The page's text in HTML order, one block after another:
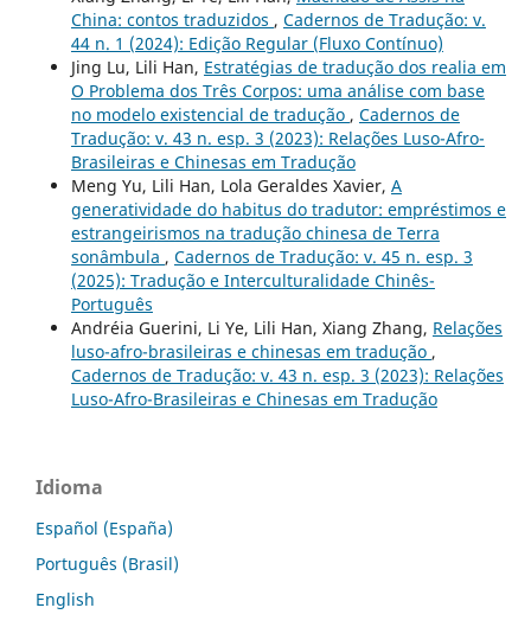
China: contos traduzidos , Cadernos de Tradução: v.
44 n. 1 (2024): Edição Regular (Fluxo Contínuo)
Jing Lu, Lili Han, Estratégias de tradução dos realia em
O Problema dos Três Corpos: uma análise com base
no modelo existencial de tradução , Cadernos de
Tradução: v. 43 n. esp. 3 (2023): Relações Luso-Afro-
Brasileiras e Chinesas em Tradução
Meng Yu, Lili Han, Lola Geraldes Xavier, A
generatividade do habitus do tradutor: empréstimos e
estrangeirismos na tradução chinesa de Terra
sonâmbula , Cadernos de Tradução: v. 45 n. esp. 3
(2025): Tradução e Interculturalidade Chinês-
Português
Andréia Guerini, Li Ye, Lili Han, Xiang Zhang, Relações
luso-afro-brasileiras e chinesas em tradução ,
Cadernos de Tradução: v. 43 n. esp. 3 (2023): Relações
Luso-Afro-Brasileiras e Chinesas em Tradução
Idioma
Español (España)
Português (Brasil)
English